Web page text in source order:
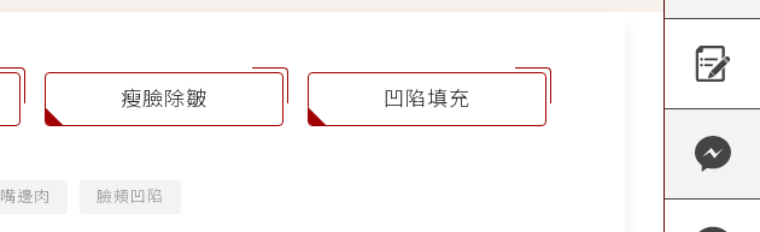
瘦臉除皺 凹陷填充
嘴邊肉 臉頰凹陷